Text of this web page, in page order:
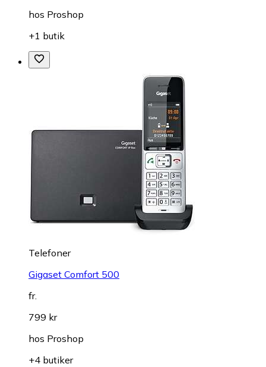
hos Proshop
+1 butik
Telefoner
Gigaset Comfort 500
fr.
799 kr
hos Proshop
+4 butiker